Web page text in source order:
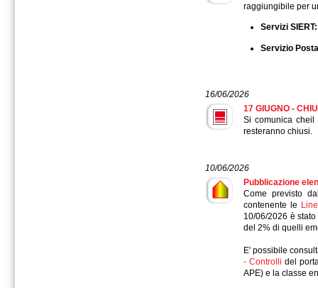
raggiungibile per
Servizi SIERT:
Servizio
16/06/2026
17 GIUGNO -
Si comunica
resteranno chiusi.
10/06/2026
Pubblicazione
Come previsto
contenente le
10/06/2026 è
del 2% di quelli
E' possibile
- Controlli del
APE) e la classe